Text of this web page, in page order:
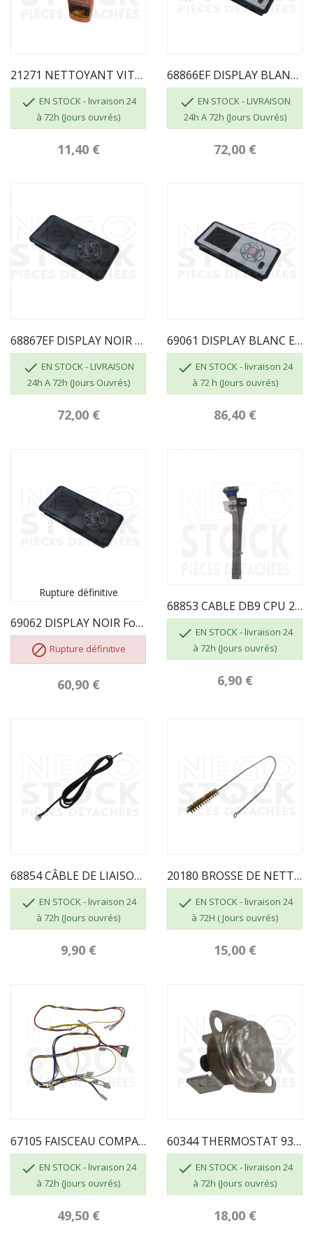
21271 NETTOYANT VITRE ECOFOREST
 EN STOCK - livraison 24
à 72h (Jours ouvrés)
11,40 €
68866EF DISPLAY BLANC Fonctions Complètes
 EN STOCK - LIVRAISON
24h A 72h (Jours Ouvrés)
72,00 €
68867EF DISPLAY NOIR ECOFOREST Fonctions Complètes
 EN STOCK - LIVRAISON
24h A 72h (Jours Ouvrés)
72,00 €
69061 DISPLAY BLANC ECOFOREST Fonctions Réduites
 EN STOCK - livraison 24
à 72 h (Jours ouvrés)
86,40 €
Rupture définitive
69062 DISPLAY NOIR Fonctions Réduites ECOFOREST
 Rupture définitive
60,90 €
68853 CABLE DB9 CPU 2016
 EN STOCK - livraison 24
à 72h (Jours ouvrés)
6,90 €
68854 CÂBLE DE LIAISON DISPLAY - CPU 2016
 EN STOCK - livraison 24
à 72h (Jours ouvrés)
9,90 €
20180 BROSSE DE NETTOYAGE ECOFOREST
 EN STOCK - livraison 24
à 72H ( Jours ouvrés)
15,00 €
67105 FAISCEAU COMPATIBLE 5.4R1 ECOFOREST
 EN STOCK - livraison 24
à 72h (Jours ouvrés)
49,50 €
60344 THERMOSTAT 93° DE SECURITE
 EN STOCK - livraison 24
à 72h (Jours ouvrés)
18,00 €